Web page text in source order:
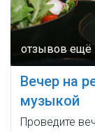
Вечер на
музыкой
Проведите